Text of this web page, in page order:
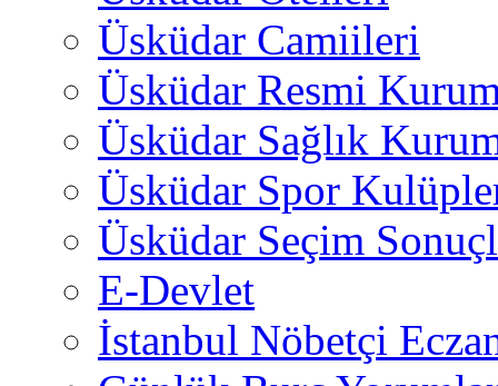
Üsküdar Camiileri
Üsküdar Resmi
Üsküdar Sağlık
Üsküdar Spor
Üsküdar Seçim
E-Devlet
İstanbul Nöbetçi